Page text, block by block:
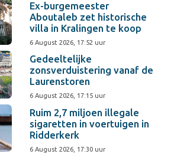
Ex-burgemeester
Aboutaleb zet historische
villa in Kralingen te koop
6 August 2026, 17:52 uur
Gedeeltelijke
zonsverduistering vanaf de
Laurenstoren
6 August 2026, 17:15 uur
Ruim 2,7 miljoen illegale
sigaretten in voertuigen in
Ridderkerk
6 August 2026, 17:30 uur